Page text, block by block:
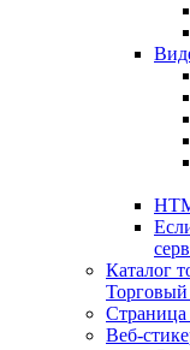
Каталог
Торговый
Страница
Веб-